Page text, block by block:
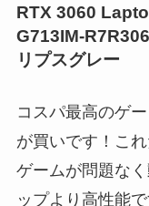
RTX 3060
G713IM-
リプスグレー
コスパ最高のゲ
が買いです！こ
ゲームが問題な
ップより高性能で